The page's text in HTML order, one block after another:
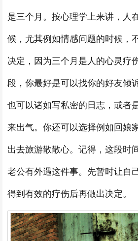
是三个月。按心理学上来讲，人
候，尤其例如情感问题的时候，
决定，因为三个月是人的心灵疗
段，你最好是可以找你的好友倾
也可以诸如写私密的日志，或者
来出气。你还可以选择例如回娘
出去旅游散散心。记得，这段时
老公有外遇这件事。先暂时让自
得到有效的疗伤后再做出决定。